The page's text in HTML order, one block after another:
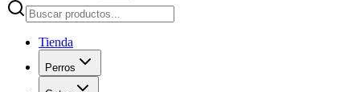
Tienda
Perros